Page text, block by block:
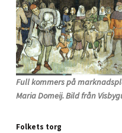
Full kommers på
Maria Domeij. Bild från
Folkets torg